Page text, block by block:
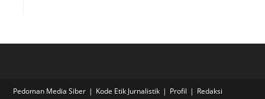
Pedoman Media Siber Kode Etik Jurnalistik Profil Redaksi